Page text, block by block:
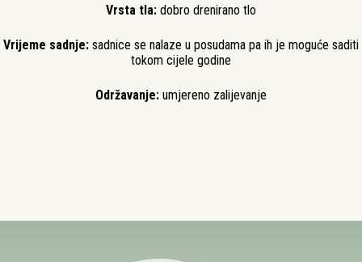
Vrsta tla: dobro drenirano tlo
Vrijeme sadnje: sadnice se nalaze u posudama pa ih je moguće saditi
tokom cijele godine
Održavanje: umjereno zalijevanje